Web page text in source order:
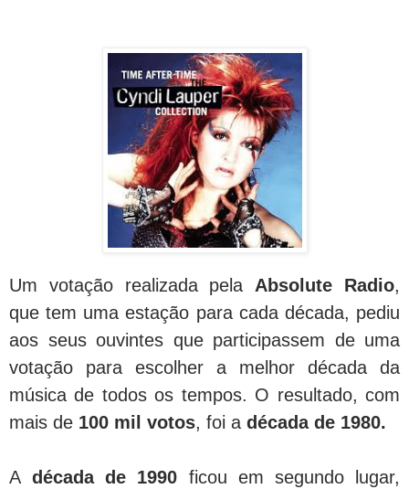
Um votação realizada pelaAbsolute Radio,
que tem uma estação para cada década, pediu
aos seus ouvintes que participassem de uma
votação para escolher a melhor década da
música de todos os tempos. O resultado, com
mais de 100 mil votos, foi a década de 1980.
Adécada de 1990 ficou em segundo lugar,